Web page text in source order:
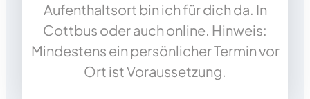
Aufenthaltsort bin ich für dich da. In
Cottbus oder auch online. Hinweis:
Mindestens ein persönlicher Termin vor
Ort ist Voraussetzung.